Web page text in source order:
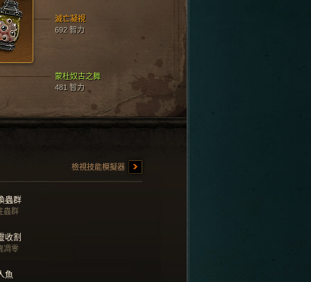
蒙杜奴古之舞
481 智力
滅亡凝視
692 智力
檢視技能模擬器
蟲群
蟲群
收割
凋零
魚